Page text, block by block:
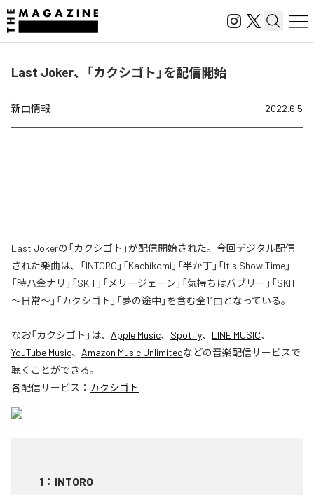
Last Joker、「カクシゴト」を配信開始
新曲情報 2022.6.5
Last Jokerの「カクシゴト」が配信開始された。今回デジタル配信
された楽曲は、「INTORO」「Kachikomi」「半か丁」「It's Show Time」
「時ハ金ナリ」「SKIT」「メリージェーン」「気持ちはバブリー」「SKIT
～日常～」「カクシゴト」「夢の途中」を含む全11曲となっている。
なお「カクシゴト 」は、 Apple Music、 Spotify、 LINE MUSIC、
YouTube Music、 Amazon Music Unlimitedなどの音楽配信サービスで
聴くことができる。
各配信サービス： カクシゴト
1 ： INTORO